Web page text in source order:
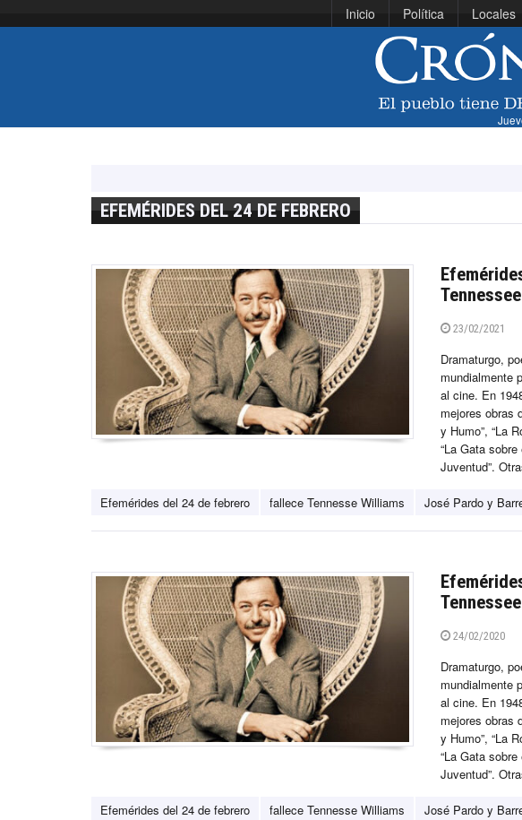
Inicio Política Locales
EFEMÉRIDES DEL 24 DE FEBRERO
23/02/2021
Dramaturgo,
mundialmente
al cine. En
mejores obras
y Humo”, “La
“La Gata
Juventud”.
Efemérides del 24 de febrero fallece Tennesse Williams José Pardo y
24/02/2020
Dramaturgo,
mundialmente
al cine. En
mejores obras
y Humo”, “La
“La Gata
Juventud”.
Efemérides del 24 de febrero fallece Tennesse Williams José Pardo y